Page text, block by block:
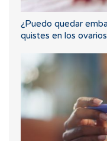
¿Puedo quedar
quistes en los